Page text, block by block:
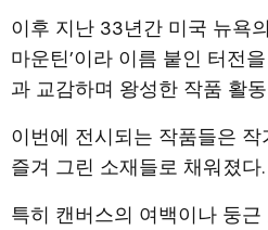
이후 지난 33년간 미국 뉴욕
마운틴’이라 이름 붙인 터전
과 교감하며 왕성한 작품 활
이번에 전시되는 작품들은
즐겨 그린 소재들로 채워졌다.
특히 캔버스의 여백이나 둥